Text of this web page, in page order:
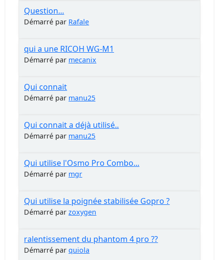
Question...
Démarré par Rafale
qui a une RICOH WG-M1
Démarré par mecanix
Qui connait
Démarré par manu25
Qui connait a déjà utilisé..
Démarré par manu25
Qui utilise l'Osmo Pro Combo...
Démarré par mgr
Qui utilise la poignée stabilisée Gopro ?
Démarré parzoxygen
ralentissement du phantom 4 pro ??
Démarré parquiola